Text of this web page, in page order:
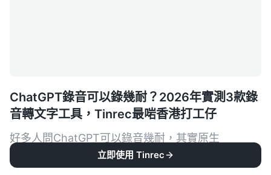
ChatGPT錄音可以錄幾耐？2026年實測3款錄
音轉文字工具，Tinrec最啱香港打工仔
好多人問ChatGPT可以錄音幾耐，其實原生
ChatGPT嘅錄音模式最多錄120分鐘，但佢唔係專為
會議紀錄設計嘅工具。本文實測3款工具，教你用
立即使用 Tinrec